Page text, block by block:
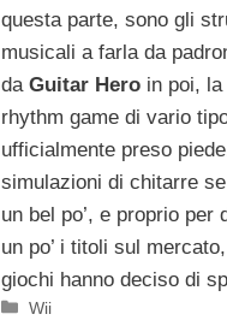
questa parte, sono gli
musicali a farla da
da Guitar Hero in poi,
rhythm game di vario
ufficialmente preso
simulazioni di chitarre
un bel po’, e proprio per
un po’ i titoli sul
giochi hanno deciso di
Categorie
Wii